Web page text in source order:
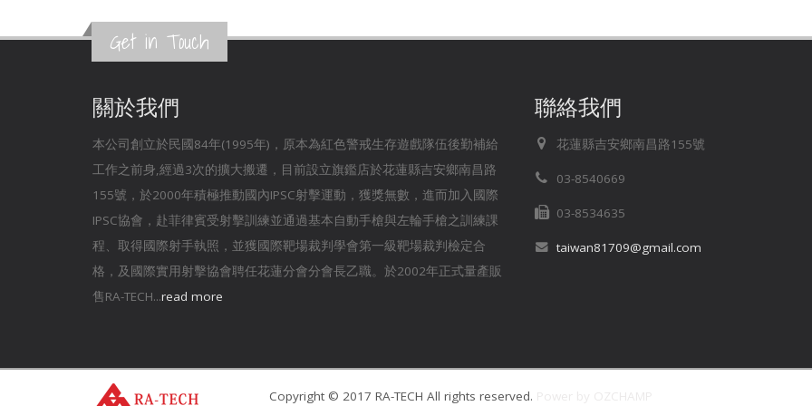
Get in Touch
關於我們
本公司創立於民國84年(1995年)，原本為紅色警戒生存遊戲隊伍後勤補給
工作之前身,經過3次的擴大搬遷，目前設立旗鑑店於花蓮縣吉安鄉南昌路
155號，於2000年積極推動國內IPSC射擊運動，獲獎無數，進而加入國際
IPSC協會，赴菲律賓受射擊訓練並通過基本自動手槍與左輪手槍之訓練課
程、取得國際射手執照，並獲國際靶場裁判學會第一級靶場裁判檢定合
格，及國際實用射擊協會聘任花蓮分會分會長乙職。於2002年正式量產販
售RA-TECH...read more
聯絡我們
花蓮縣吉安鄉南昌路155號
03-8540669
03-8534635
taiwan81709@gmail.com
Copyright © 2017 RA-TECH All rights reserved.